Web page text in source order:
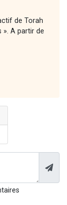
de Torah
». A partir de